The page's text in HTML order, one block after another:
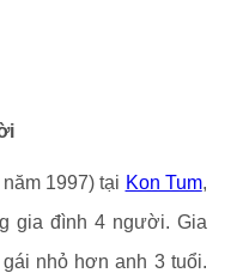
1997) tại Kon Tum,
gia đình 4 người. Gia
nhỏ hơn anh 3 tuổi.